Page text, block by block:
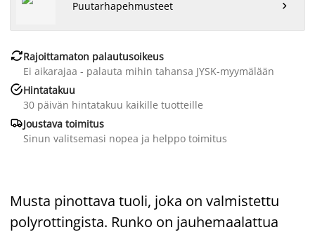
Puutarhapehmusteet 
Rajoittamaton palautusoikeus
Ei aikarajaa - palauta mihin tahansa JYSK-myymälään
Hintatakuu
30 päivän hintatakuu kaikille tuotteille
Joustava toimitus
Sinun valitsemasi nopea ja helppo toimitus
Musta pinottava tuoli, joka on valmistettu
polyrottingista. Runko on jauhemaalattua